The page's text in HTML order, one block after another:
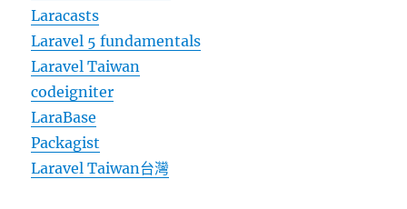
Laracasts
Laravel 5 fundamentals
Laravel Taiwan
codeigniter
LaraBase
Packagist
Laravel Taiwan台灣